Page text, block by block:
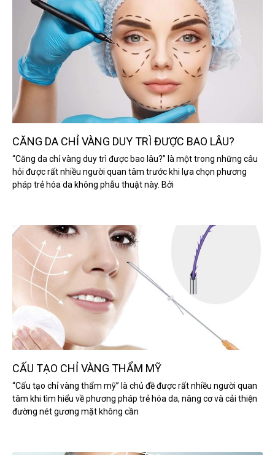
CĂNG DA CHỈ VÀNG DUY TRÌ ĐƯỢC BAO LÂU?
“Căng da chỉ vàng duy trì được bao lâu?” là một trong những câu
hỏi được rất nhiều người quan tâm trước khi lựa chọn phương
pháp trẻ hóa da không phẫu thuật này. Bởi
CẤU TẠO CHỈ VÀNG THẨM MỸ
“Cấu tạo chỉ vàng thẩm mỹ” là chủ đề được rất nhiều người quan
tâm khi tìm hiểu về phương pháp trẻ hóa da, nâng cơ và cải thiện
đường nét gương mặt không cần